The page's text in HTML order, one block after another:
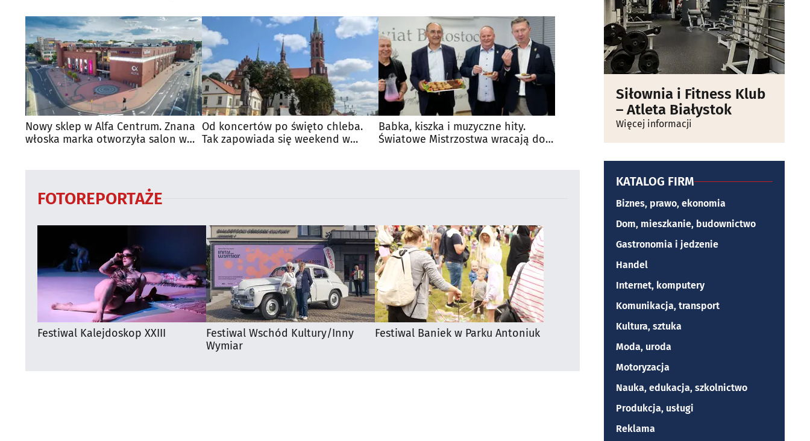
Nowy sklep w Alfa Centrum. Znana
włoska marka otworzyła salon w
Od koncertów po święto chleba.
Tak zapowiada się weekend w
Babka, kiszka i muzyczne hity.
Światowe Mistrzostwa wracają do
FOTOREPORTAŻE
Festiwal Kalejdoskop XXIII
Festiwal Wschód Kultury/Inny
Wymiar
Festiwal Baniek w Parku Antoniuk
Siłownia i Fitness Klub
– Atleta Białystok
Więcej informacji
KATALOG FIRM
Biznes, prawo, ekonomia
Dom, mieszkanie, budownictwo
Gastronomia i jedzenie
Handel
Internet, komputery
Komunikacja, transport
Kultura, sztuka
Moda, uroda
Motoryzacja
Nauka, edukacja, szkolnictwo
Produkcja, usługi
Reklama